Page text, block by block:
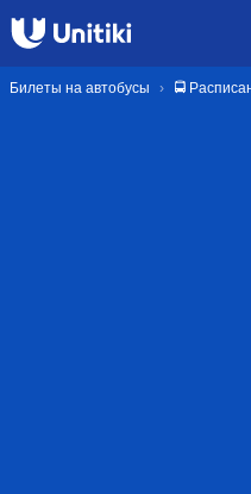
Билеты на автобусы 🚍